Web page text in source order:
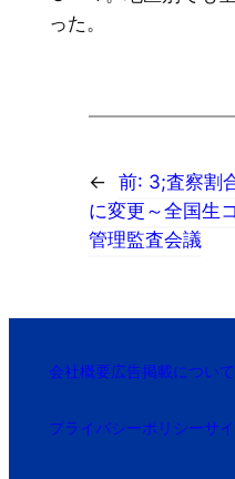
った。
← 前: 3;査察割
に変更～全国生
管理監査会議
会社概要広告掲載について
プライバシーポリシーサ